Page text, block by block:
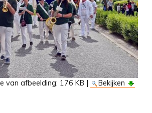
van afbeelding: 176 KB |
Bekijken